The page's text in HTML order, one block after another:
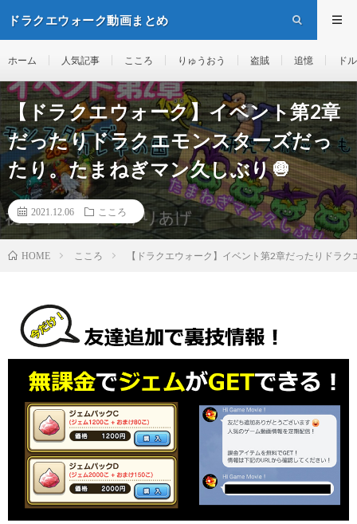
ドラクエウォーク動画まとめ
ホーム 人気記事 こころ りゅうおう 盗賊 追憶 ド
【ドラクエウォーク】イベント第2章
だったりドラクエモンスターズだっ
たり。たまねぎマン久しぶり🧅
2021.12.06 こころ
HOME こころ 【ドラクエウォーク】イベント第2章だったりドラ